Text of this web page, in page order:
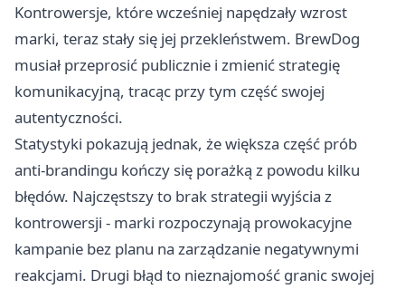
Kontrowersje, które wcześniej napędzały wzrost
marki, teraz stały się jej przekleństwem. BrewDog
musiał przeprosić publicznie i zmienić strategię
komunikacyjną, tracąc przy tym część swojej
autentyczności.
Statystyki pokazują jednak, że większa część prób
anti-brandingu kończy się porażką z powodu kilku
błędów. Najczęstszy to brak strategii wyjścia z
kontrowersji - marki rozpoczynają prowokacyjne
kampanie bez planu na zarządzanie negatywnymi
reakcjami. Drugi błąd to nieznajomość granic swojej